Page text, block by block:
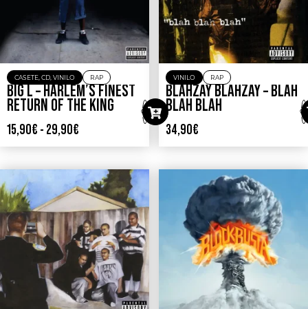
CASETE, CD, VINILO RAP
BIG L – HARLEM’S FINEST
RETURN OF THE KING
15,90€ - 29,90€
VINILO RAP
BLAHZAY BLAHZAY – BLAH
BLAH BLAH
34,90€